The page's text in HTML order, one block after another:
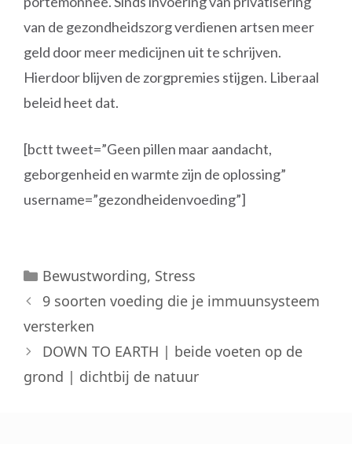
van de gezondheidszorg verdienen artsen meer
geld door meer medicijnen uit te schrijven.
Hierdoor blijven de zorgpremies stijgen. Liberaal
beleid heet dat.
[bctt tweet=”Geen pillen maar aandacht,
geborgenheid en warmte zijn de oplossing”
username=”gezondheidenvoeding”]
Categorieën
Bewustwording, Stress
9 soorten voeding die je immuunsysteem
versterken
DOWN TO EARTH | beide voeten op de
grond | dichtbij de natuur